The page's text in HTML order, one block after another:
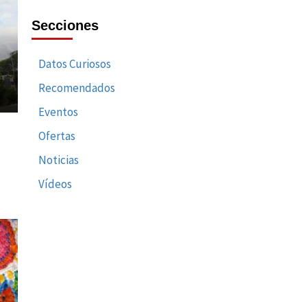
Secciones
Datos Curiosos
Recomendados
Eventos
Ofertas
Noticias
Vídeos